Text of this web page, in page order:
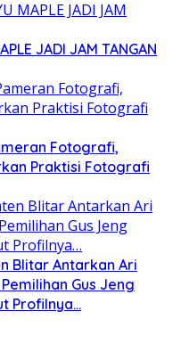
JADI JAM TANGAN
Fotografi,
Praktisi Fotografi
Blitar Antarkan Ari
Gus Jeng
Profilnya…